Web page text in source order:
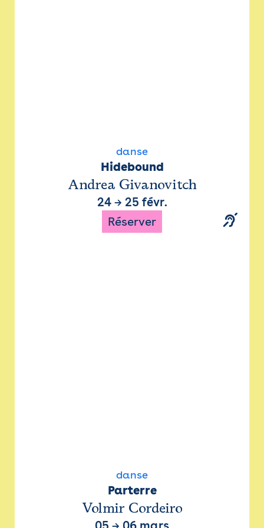
danse
Hidebound
Andrea Givanovitch
24→ 25 févr.
Réserver
danse
Parterre
Volmir Cordeiro